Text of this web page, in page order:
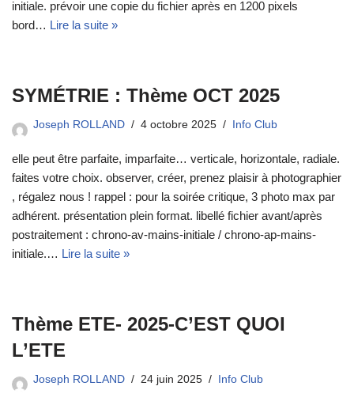
initiale. prévoir une copie du fichier après en 1200 pixels
bord… Lire la suite »
SYMÉTRIE : Thème OCT 2025
Joseph ROLLAND 4 octobre 2025 Info Club
elle peut être parfaite, imparfaite… verticale, horizontale, radiale.
faites votre choix. observer, créer, prenez plaisir à photographier
, régalez nous ! rappel : pour la soirée critique, 3 photo max par
adhérent. présentation plein format. libellé fichier avant/après
postraitement : chrono-av-mains-initiale / chrono-ap-mains-
initiale.… Lire la suite »
Thème ETE- 2025-C’EST QUOI
L’ETE
Joseph ROLLAND 24 juin 2025 Info Club